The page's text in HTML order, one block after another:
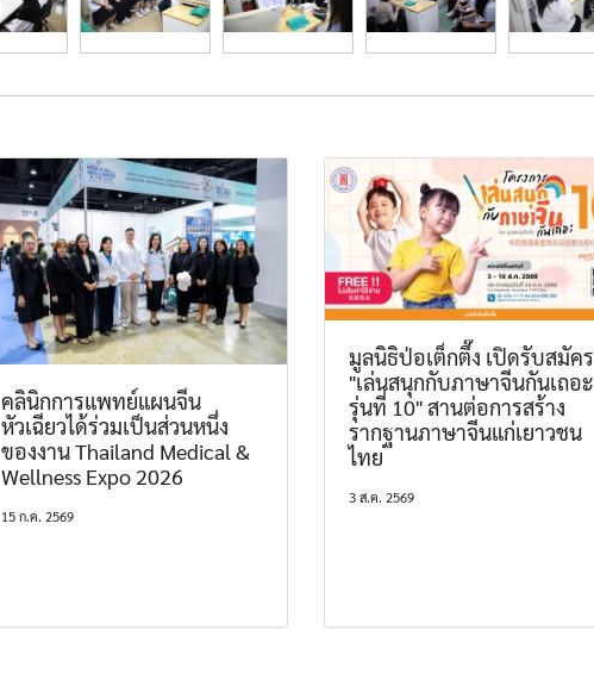
คลินิกการแพทย์แผนจีน
หัวเฉียวได้ร่วมเป็นส่วนหนึ่ง
ของงาน Thailand Medical &
Wellness Expo 2026
15 ก.ค. 2569
มูลนิธิป่อเต็กตึ๊ง เปิดรับสมัคร
"เล่นสนุกกับภาษาจีนกันเถอะ
รุ่นที่ 10" สานต่อการสร้าง
รากฐานภาษาจีนแก่เยาวชน
ไทย
3 ส.ค. 2569